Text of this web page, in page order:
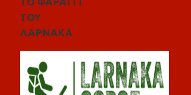
ΤΟΥ
ΛΑΡΝΑΚΑ